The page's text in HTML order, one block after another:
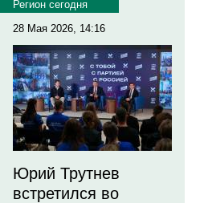
Регион сегодня
28 Мая 2026, 14:16
Юрий Трутнев
встретился во